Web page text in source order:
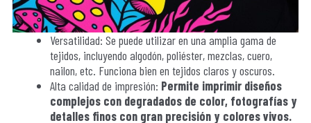
Versatilidad: Se puede utilizar en una amplia gama de
tejidos, incluyendo algodón, poliéster, mezclas, cuero,
nailon, etc. Funciona bien en tejidos claros y oscuros.
Alta calidad de impresión: Permite imprimir diseños
complejos con degradados de color, fotografías y
detalles finos con gran precisión y colores vivos.